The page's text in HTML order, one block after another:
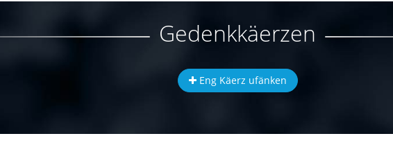
Gedenkkäerzen
Eng Käerz ufänken